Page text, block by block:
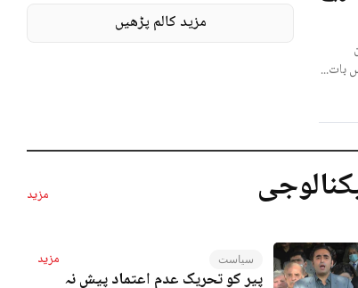
بات...
مزید کالم پڑھیں
مزید
سیاست مزید
پیر کو تحریک عدم اعتماد پیش نہ